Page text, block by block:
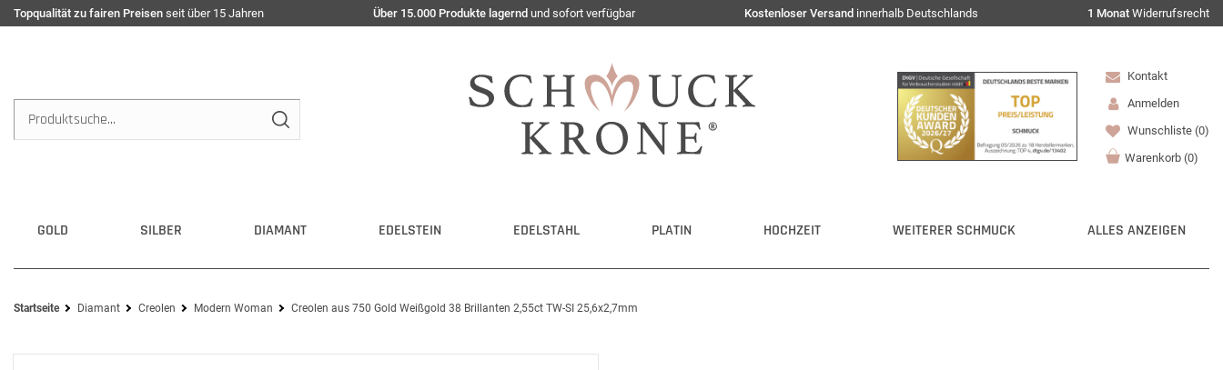
Topqualität zu fairen Preisen seit über 15 Jahren Über 15.000 Produkte lagernd und sofort verfügbar Kostenloser Versand innerhalb Deutschlands 1 Monat Widerrufsrecht
Kontakt
Anmelden
Wunschliste (0)
Warenkorb (0)
GOLD SILBER DIAMANT EDELSTEIN EDELSTAHL PLATIN HOCHZEIT WEITERER SCHMUCK ALLES ANZEIGEN
Startseite Diamant Creolen Modern Woman Creolen aus 750 Gold Weißgold 38 Brillanten 2,55ct TW-SI 25,6x2,7mm